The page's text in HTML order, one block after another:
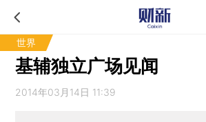
世界
基辅独立广场见闻
2014年03月14日 11:39